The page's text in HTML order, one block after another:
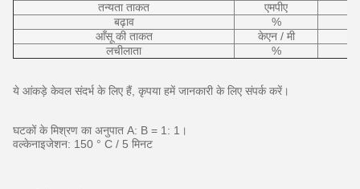
तन्यता ताकत
एमपीए
बढ़ाव
%
आँसू की ताकत
केएन / मी
लचीलाता
%
ये आंकड़े केवल संदर्भ के लिए हैं, कृपया हमें जानकारी के लिए संपर्क करें।
घटकों के मिश्रण का अनुपात A: B = 1: 1।
वल्केनाइजेशन: 150 ° C / 5 मिनट